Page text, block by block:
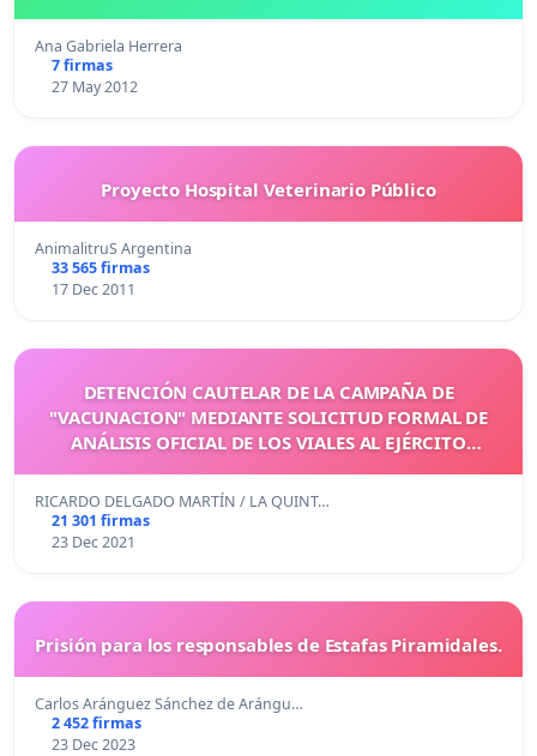
Ana Gabriela Herrera
7 firmas
27 May 2012
Proyecto Hospital Veterinario Público
AnimalitruS Argentina
33 565 firmas
17 Dec 2011
DETENCIÓN CAUTELAR DE LA CAMPAÑA DE
"VACUNACION" MEDIANTE SOLICITUD FORMAL DE
ANÁLISIS OFICIAL DE LOS VIALES AL EJÉRCITO
RICARDO DELGADO MARTÍN / LA QUINT…
21 301 firmas
23 Dec 2021
Prisión para los responsables de Estafas Piramidales.
Carlos Aránguez Sánchez de Arángu…
2 452 firmas
23 Dec 2023